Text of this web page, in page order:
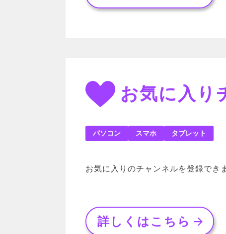
お気に入り
パソコン スマホ タブレット
お気に入りのチャンネルを登録でき
詳しくはこちら